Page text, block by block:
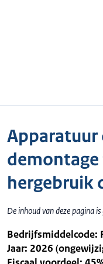
Apparatuur
demontage
hergebruik
De inhoud van deze pagina
Bedrijfsmiddelcode:
Jaar: 2026